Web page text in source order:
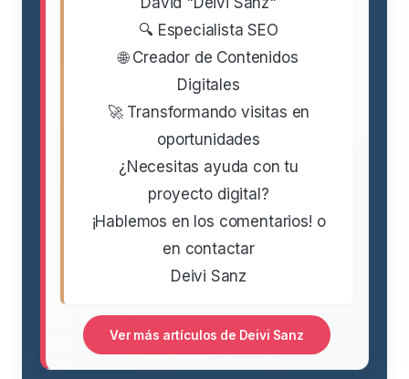
🔍 Especialista SEO
🌐 Creador de Contenidos
Digitales
🚀 Transformando visitas en
oportunidades
¿Necesitas ayuda con tu
proyecto digital?
¡Hablemos en los comentarios! o
en contactar
Deivi Sanz
Ver más artículos de Deivi Sanz